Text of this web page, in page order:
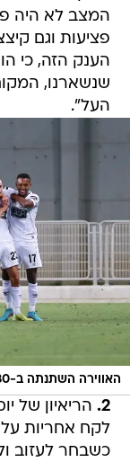
המצב לא היה
פציעות וגם
הענק הזה, כי
שנשארנו,
העל".
האווירה השתנתה ב-180 מעלות. שחקני בית"ר חוגגים
2. הריאיון של
לקח אחריות
כשבחר לעזוב